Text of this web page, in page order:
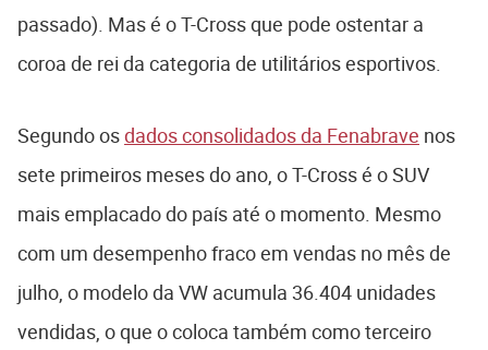
passado). Mas é o T-Cross que pode ostentar a
coroa de rei da categoria de utilitários esportivos.
Segundo osdados consolidados da Fenabrave nos
sete primeiros meses do ano, o T-Cross é o SUV
mais emplacado do país até o momento. Mesmo
com um desempenho fraco em vendas no mês de
julho, o modelo da VW acumula 36.404 unidades
vendidas, o que o coloca também como terceiro